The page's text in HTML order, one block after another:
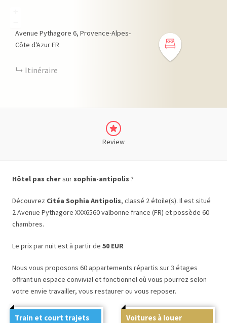
Avenue Pythagore 6 Provence-Alpes-
Côte d'AzurFR
Itinéraire
Review
Hôtel pas chersur sophia-antipolis ?
Découvrez Citéa Sophia Antipolis, classé 2 étoile(s). Il est situé
2 Avenue Pythagore XXX6560 valbonne france (FR) et possède 60
chambres.
Le prix par nuit est à partir de 50 EUR
Nous vous proposons 60 appartements répartis sur 3 étages
offrant un espace convivial et fonctionnel où vous pourrez selon
votre envie travailler, vous restaurer ou vous reposer.
Train et court trajets Voitures à louer